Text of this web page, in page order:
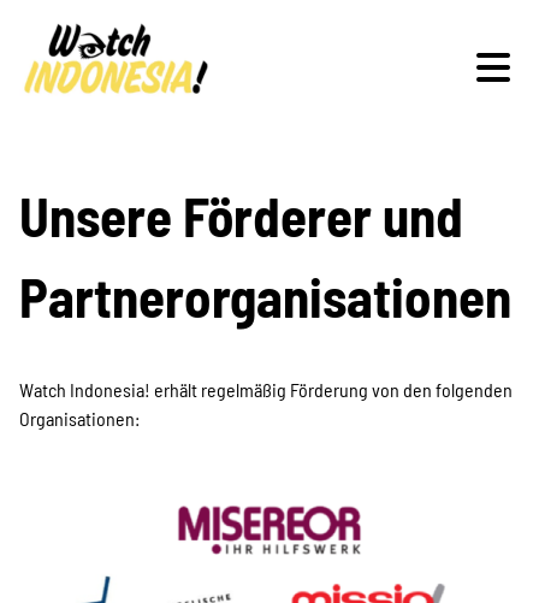
Schwerpunkte
Veranstaltungen
Publikationen
Projekte
Unsere Förderer und
Partnerorganisationen
Watch Indonesia! erhält regelmäßig Förderung von den folgenden
Organisationen: